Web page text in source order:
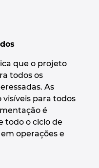
que o projeto
todos os
As
para todos
é
todo o ciclo de
operações e